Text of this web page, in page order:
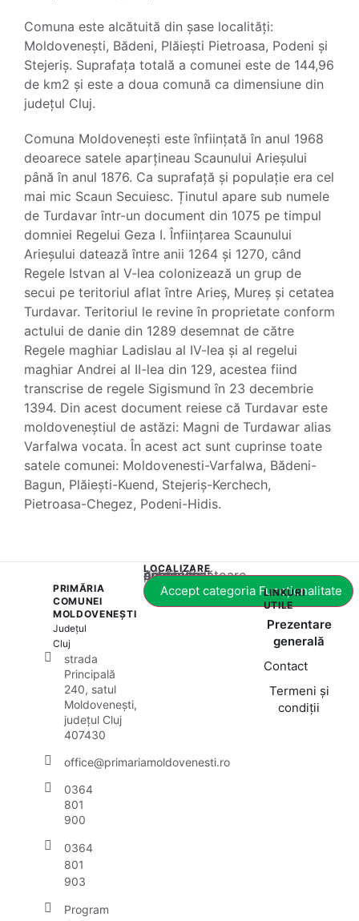
Comuna este alcătuită din șase localități:
Moldovenești, Bădeni, Plăiești Pietroasa, Podeni și
Stejeriș. Suprafața totală a comunei este de 144,96
de km2 și este a doua comună ca dimensiune din
județul Cluj.
Comuna Moldovenești este înființată în anul 1968
deoarece satele aparțineau Scaunului Arieșului
până în anul 1876. Ca suprafață și populație era cel
mai mic Scaun Secuiesc. Ținutul apare sub numele
de Turdavar într-un document din 1075 pe timpul
domniei Regelui Geza I. Înființarea Scaunului
Arieșului datează între anii 1264 și 1270, când
Regele Istvan al V-lea colonizează un grup de
secui pe teritoriul aflat între Arieș, Mureș și cetatea
Turdavar. Teritoriul le revine în proprietate conform
actului de danie din 1289 desemnat de către
Regele maghiar Ladislau al IV-lea și al regelui
maghiar Andrei al II-lea din 129, acestea fiind
transcrise de regele Sigismund în 23 decembrie
1394. Din acest document reiese că Turdavar este
moldoveneștiul de astăzi: Magni de Turdawar alias
Varfalwa vocata. În acest act sunt cuprinse toate
satele comunei: Moldovenesti-Varfalwa, Bădeni-
Bagun, Plăiești-Kuend, Stejeriș-Kerchech,
Pietroasa-Chegez, Podeni-Hidis.
PRIMĂRIA
COMUNEI
MOLDOVENEȘTI
Județul
Cluj
strada
Principală
240, satul
Moldovenești,
județul Cluj
407430
office@primariamoldovenesti.ro
0364
801
900
0364
801
903
Program
LOCALIZARE
Acest conținut este blocat până când acceptați categoria corespunzătoare de cookie-uri.
Accept categoria Funcționalitate
LINKURI
UTILE
Prezentare
generală
Contact
Termeni și
condiții